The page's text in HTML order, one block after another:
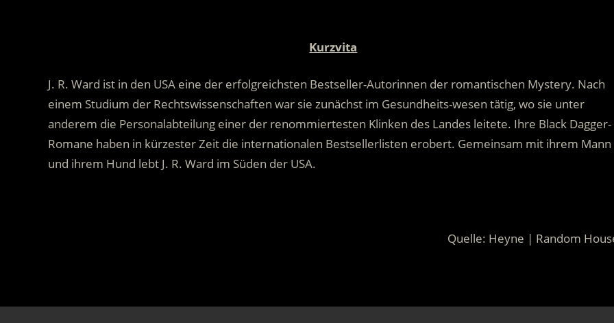
Kurzvita
J. R. Ward ist in den USA eine der erfolgreichsten Bestseller-Autorinnen der romantischen Mystery. Nach
einem Studium der Rechtswissenschaften war sie zunächst im Gesundheits-wesen tätig, wo sie unter
anderem die Personalabteilung einer der renommiertesten Klinken des Landes leitete. Ihre Black Dagger-
Romane haben in kürzester Zeit die internationalen Bestsellerlisten erobert. Gemeinsam mit ihrem Mann
und ihrem Hund lebt J. R. Ward im Süden der USA.
Quelle: Heyne | Random